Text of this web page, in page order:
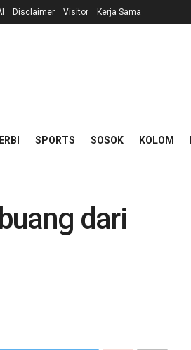
Disclaimer Visitor Kerja Sama
SPORTS SOSOK KOLOM
dari